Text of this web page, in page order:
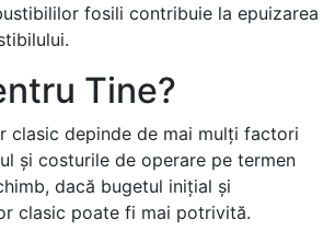
fosili contribuie la epuizarea
Tine?
clasic depinde de mai mulți factori
și costurile de operare pe termen
dacă bugetul inițial și
clasic poate fi mai potrivită.